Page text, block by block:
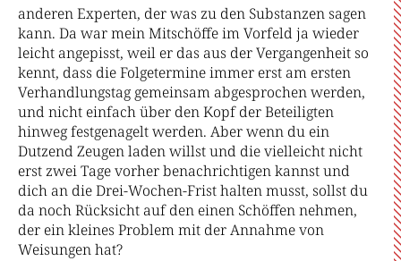
anderen Experten, der was zu den Substanzen sagen
kann. Da war mein Mitschöffe im Vorfeld ja wieder
leicht angepisst, weil er das aus der Vergangenheit so
kennt, dass die Folgetermine immer erst am ersten
Verhandlungstag gemeinsam abgesprochen werden,
und nicht einfach über den Kopf der Beteiligten
hinweg festgenagelt werden. Aber wenn du ein
Dutzend Zeugen laden willst und die vielleicht nicht
erst zwei Tage vorher benachrichtigen kannst und
dich an die Drei-Wochen-Frist halten musst, sollst du
da noch Rücksicht auf den einen Schöffen nehmen,
der ein kleines Problem mit der Annahme von
Weisungen hat?